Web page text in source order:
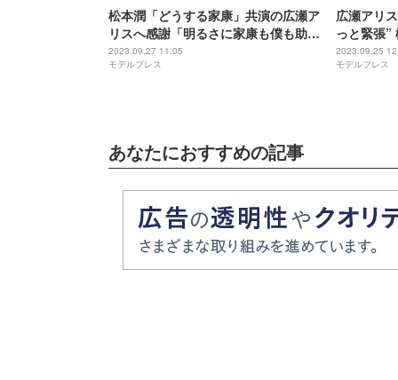
松本潤「どうする家康」共演の広瀬ア
リスへ感謝「明るさに家康も僕も助け
られました」
2023.09.27 11:05
モデルプレス
広瀬アリ
っと緊張”
「沢山助
2023.09.25
モデルプレス
あなたにおすすめの記事